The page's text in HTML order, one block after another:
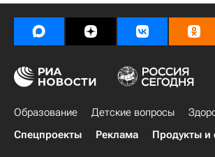
Образование Детские вопросы
Спецпроекты
Реклама Продукты и